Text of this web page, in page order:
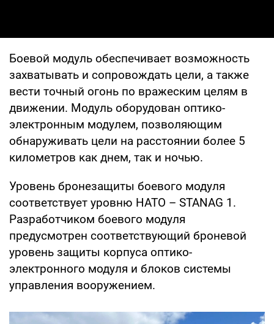
Боевой модуль обеспечивает возможность
захватывать и сопровождать цели, а также
вести точный огонь по вражеским целям в
движении. Модуль оборудован оптико-
электронным модулем, позволяющим
обнаруживать цели на расстоянии более 5
километров как днем, так и ночью.
Уровень бронезащиты боевого модуля
соответствует уровню НАТО – STANAG 1.
Разработчиком боевого модуля
предусмотрен соответствующий броневой
уровень защиты корпуса оптико-
электронного модуля и блоков системы
управления вооружением.